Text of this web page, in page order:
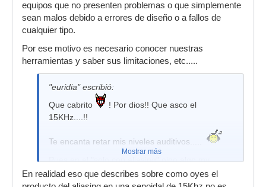
2. Aplicamos 0,5dBs de reducción. Alta
distorsión.
3. Aplicamos 20dBs de reducción. La misma
cantidad distorsión. Los errores que comete no
son en función de la cantidad de reducción de
analógico.
4. Volvemos a la posición inicial, y aparece un
que tengamos un pico de 1mSg en el inicio del
track, en el que actúe el limitador, tendremos
irremediablemente durante todo el track esa
cantidad mínima de distorsión.
equipos que no presenten problemas o que simplemente
sean malos debido a errores de diseño o a fallos de
cualquier tipo.
Por ese motivo es necesario conocer nuestras
herramientas y saber sus limitaciones, etc.....
"euridia" escribió:
Que cabrito
! Por dios!! Que asco el
15KHz....!!
Te encanta retar mis niveles auditivos.....
Pues en el "solo con aliasing" oigo algo my
parecido a la senoide de 15KHz, acompañado
de un zumbido, como de un enejambre de
Mostrar más
En realidad eso que describes sobre como oyes el